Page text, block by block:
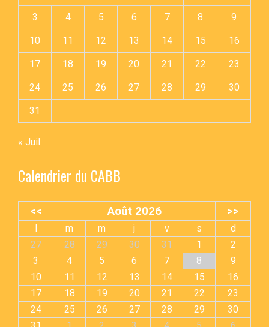
3 4 5 6 7 8 9
10 11 12 13 14 15 16
17 18 19 20 21 22 23
24 25 26 27 28 29 30
31
« Juil
Calendrier du CABB
<< Août 2026 >>
l m m j v s
d
27
28 29 30 31 1
2
3
4 5 6 7 8
9
10
11 12 13 14 15
16
17
18 19 20 21 22
23
24
25 26 27 28 29
30